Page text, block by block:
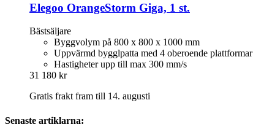
Elegoo OrangeStorm Giga, 1 st.
Bästsäljare
Byggvolym på 800 x 800 x 1000 mm
Uppvärmd bygglpatta med 4 oberoende plattformar
Hastigheter upp till max 300 mm/s
31 180 kr
Gratis frakt fram till 14. augusti
Senaste artiklarna: